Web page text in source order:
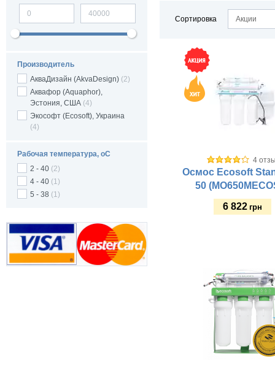
Производитель
АкваДизайн (AkvaDesign) (2)
Аквафор (Aquaphor),
Эстония, США (4)
Экософт (Ecosoft), Украина
(4)
Рабочая температура, оС
2 - 40 (2)
4 - 40 (1)
5 - 38 (1)
Сортировка Акции
4
Осмос Ecosoft
50
6 822 грн